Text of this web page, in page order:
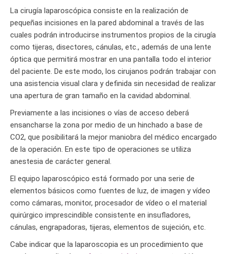
La cirugía laparoscópica consiste en la realización de
pequeñas incisiones en la pared abdominal a través de las
cuales podrán introducirse instrumentos propios de la cirugía
como tijeras, disectores, cánulas, etc., además de una lente
óptica que permitirá mostrar en una pantalla todo el interior
del paciente. De este modo, los cirujanos podrán trabajar con
una asistencia visual clara y definida sin necesidad de realizar
una apertura de gran tamaño en la cavidad abdominal.
Previamente a las incisiones o vías de acceso deberá
ensancharse la zona por medio de un hinchado a base de
CO2, que posibilitará la mejor maniobra del médico encargado
de la operación. En este tipo de operaciones se utiliza
anestesia de carácter general.
El equipo laparoscópico está formado por una serie de
elementos básicos como fuentes de luz, de imagen y vídeo
como cámaras, monitor, procesador de vídeo o el material
quirúrgico imprescindible consistente en insufladores,
cánulas, engrapadoras, tijeras, elementos de sujeción, etc.
Cabe indicar que la laparoscopia es un procedimiento que